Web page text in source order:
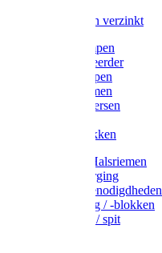
Voerbakken verzinkt
Warmtelampen
Staartcoupeerder
Biggenkappen
Neuskrammen
Varken diversen
Varkensbakken
Halsters / Halsriemen
Hoefverzorging
Lammer benodigdheden
Ramdektuig / -blokken
Vastzetpen / spit